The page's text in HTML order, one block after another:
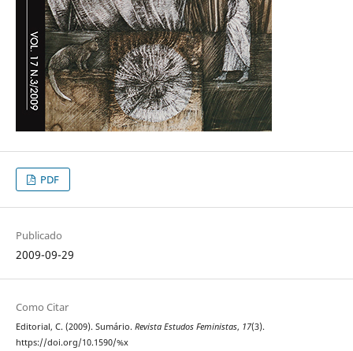
PDF
Publicado
2009-09-29
Como Citar
Editorial, C. (2009). Sumário. Revista Estudos Feministas, 17(3).
https://doi.org/10.1590/%x